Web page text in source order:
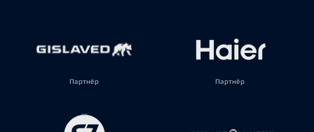
Партнёр Партнёр